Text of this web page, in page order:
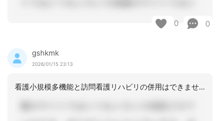
0 0
gshkmk
2026/01/15 23:13
看護小規模多機能と訪問看護リハビリの併用はできません。